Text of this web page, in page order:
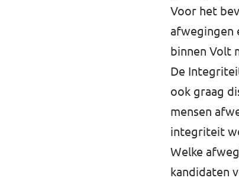
Voor het
afwegingen
binnen Volt
De
ook graag
mensen
integriteit
Welke
kandidaten